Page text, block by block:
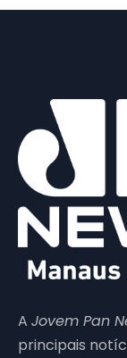
A Jovem Pan
principais